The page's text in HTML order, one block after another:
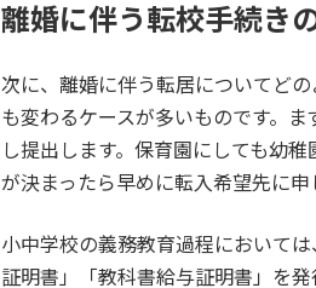
離婚に伴う転校手続き
次に、離婚に伴う転居についてど
も変わるケースが多いものです。
し提出します。保育園にしても幼
が決まったら早めに転入希望先に申
小中学校の義務教育過程において
証明書」「教科書給与証明書」を